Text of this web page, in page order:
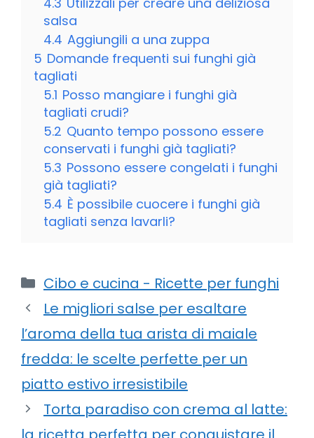
salsa
4.4 Aggiungili a una zuppa
5 Domande frequenti sui funghi già
tagliati
5.1 Posso mangiare i funghi già
tagliati crudi?
5.2 Quanto tempo possono essere
conservati i funghi già tagliati?
5.3 Possono essere congelati i funghi
già tagliati?
5.4 È possibile cuocere i funghi già
tagliati senza lavarli?
Categorie
Cibo e cucina - Ricette per funghi
Le migliori salse per esaltare
l’aroma della tua arista di maiale
fredda: le scelte perfette per un
piatto estivo irresistibile
Torta paradiso con crema al latte: